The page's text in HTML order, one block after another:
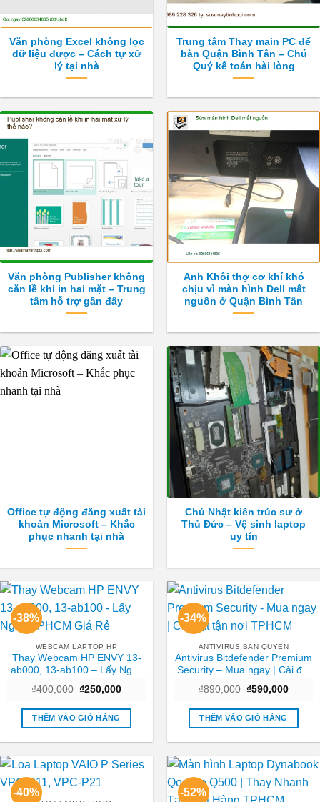
Văn phòng Excel không lọc
dữ liệu được – Cách tự xử
lý tại nhà
Trung tâm Thay main PC để
bàn Quận Bình Tân – Chú
Quý kế toán hài lòng
Văn phòng Publisher không
căn lề khi in hai mặt – Trung
tâm hỗ trợ gần đây
Anh Khôi thợ cơ khí khó
chịu vì màn hình Dell mất
nguồn ở Quận Bình Tân
Office tự động đăng xuất tài
khoản Microsoft – Khắc
phục nhanh tại nhà
Chú Nhật kiến trúc sư ở
Thủ Đức – Vệ sinh laptop
uy tín
-38%
WEBCAM LAPTOP HP
Thay Webcam HP ENVY 13-
ab000, 13-ab100 – Lấy Ngay
₫400,000 Giá
là:
₫400,000.
₫250,000Giá
tại
₫250,000.
THÊM VÀO GIỎ HÀNG
-34%
ANTIVIRUS BẢN QUYỀN
Antivirus Bitdefender Premium
Security – Mua ngay | Cài đặt
₫890,000 Giá
là:
₫890,000.
₫590,000Giá
tại
THÊM VÀO GIỎ HÀNG
-40% -52%